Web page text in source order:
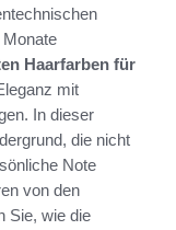
Haarfarben für
mit
In dieser
die nicht
Note
von den
Sie, wie die